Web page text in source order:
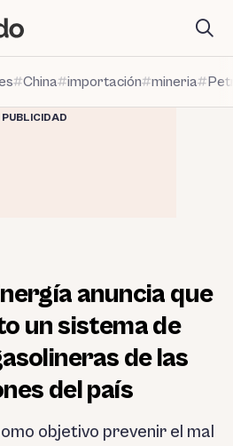
China importación mineria
PUBLICIDAD
anuncia que
un sistema de
de las
del país
objetivo prevenir el mal